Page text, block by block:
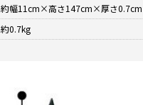
約幅11cm×高さ147cm×厚さ0.7cm
約0.7kg